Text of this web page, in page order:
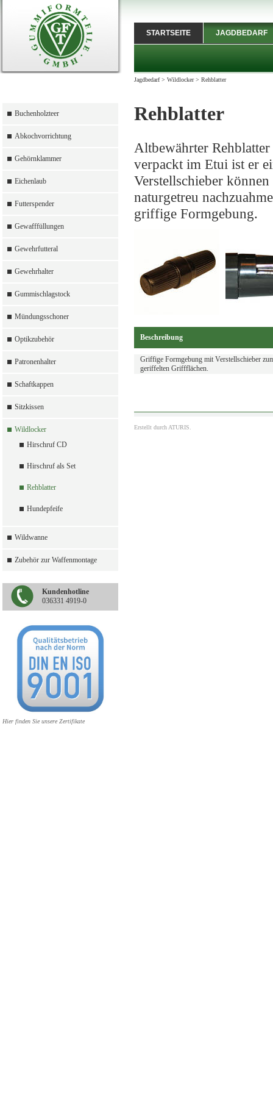
Buchenholzteer
Abkochvorrichtung
Gehörnklammer
Eichenlaub
Futterspender
Gewafffüllungen
Gewehrfutteral
Gewehrhalter
Gummischlagstock
Mündungsschoner
Optikzubehör
Patronenhalter
Schaftkappen
Sitzkissen
Wildlocker
Hirschruf CD
Hirschruf als Set
Rehblatter
Hundepfeife
Wildwanne
Zubehör zur Waffenmontage
Kundenhotline
036331 4919-0
Hier finden Sie unsere Zertifikate
STARTSEITE JAGDBEDARF
Jagdbedarf> Wildlocker> Rehblatter
Rehblatter
Altbewährter
verpackt im Etui ist er
Verstellschieber
naturgetreu
griffige Formgebung.
Beschreibung
Griffige Formgebung mit Verstellschieber
geriffelten Griffflächen.
Erstellt durch ATURIS.